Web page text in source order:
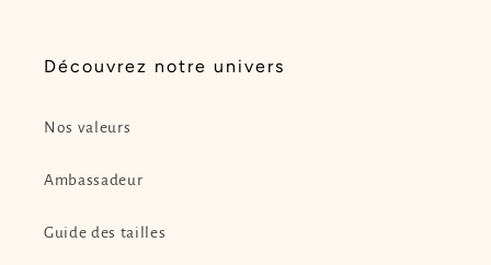
Découvrez notre univers
Nos valeurs
Ambassadeur
Guide des tailles